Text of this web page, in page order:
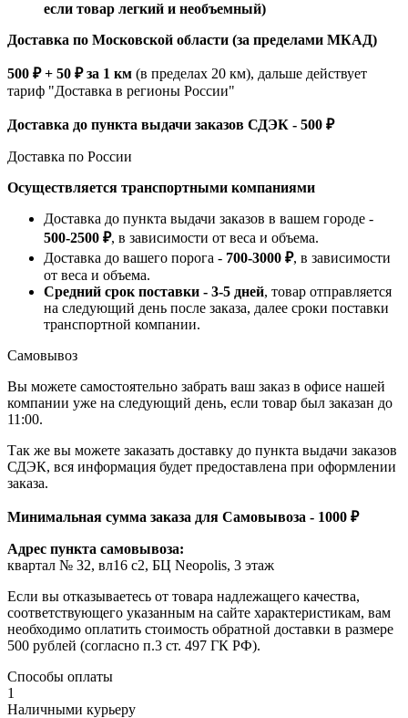
если товар легкий и необъемный)
Доставка по Московской области (за пределами МКАД)
500 ₽ + 50 ₽ за 1 км (в пределах 20 км), дальше действует
тариф "Доставка в регионы России"
Доставка до пункта выдачи заказов СДЭК - 500 ₽
Доставка по России
Осуществляется транспортными компаниями
Доставка до пункта выдачи заказов в вашем городе -
500-2500 ₽, в зависимости от веса и объема.
Доставка до вашего порога - 700-3000 ₽, в зависимости
от веса и объема.
Средний срок поставки - 3-5 дней, товар отправляется
на следующий день после заказа, далее сроки поставки
транспортной компании.
Самовывоз
Вы можете самостоятельно забрать ваш заказ в офисе нашей
компании уже на следующий день, если товар был заказан до
11:00.
Так же вы можете заказать доставку до пункта выдачи заказов
СДЭК, вся информация будет предоставлена при оформлении
заказа.
Минимальная сумма заказа для Самовывоза - 1000 ₽
Адрес пункта самовывоза:
квартал № 32, вл16 с2, БЦ Neopolis, 3 этаж
Если вы отказываетесь от товара надлежащего качества,
соответствующего указанным на сайте характеристикам, вам
необходимо оплатить стоимость обратной доставки в размере
500 рублей (согласно п.3 ст. 497 ГК РФ).
Способы оплаты
1
Наличными курьеру